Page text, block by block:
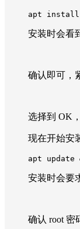
apt install
安装时会看
确认即可，
选择到 OK
现在开始安
apt
安装时会要
确认 root 密